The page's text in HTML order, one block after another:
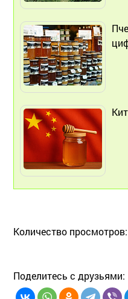
Количество просмотров:
Поделитесь с друзьями: